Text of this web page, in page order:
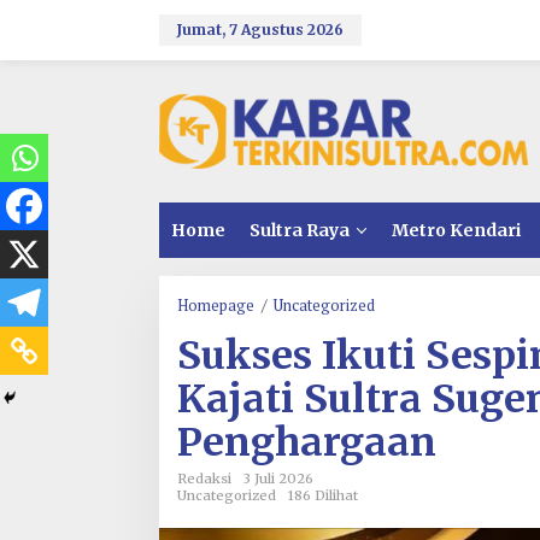
k
k
o
n
Jumat, 7 Agustus 2026
Home Sultra Raya Metro Kendari
Homepage / Uncategorized
k
s
e
s
I
k
Sukses Ikuti
Kajati Sultra
Penghargaan
Redaksi
3 Juli 2026
Uncategorized
186 Dilihat